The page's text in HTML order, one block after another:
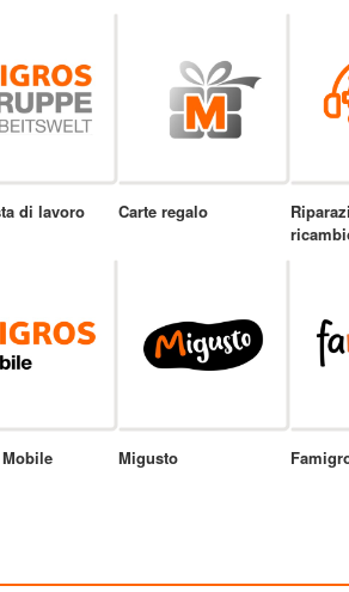
di lavoro Carte regalo
Migusto